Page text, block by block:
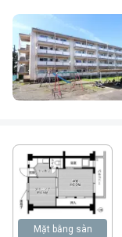
Mặt bằng sàn